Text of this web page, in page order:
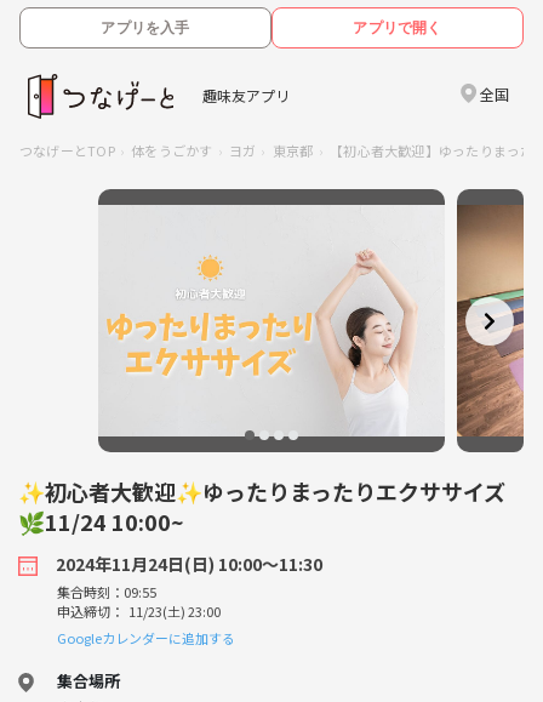
アプリを入手 アプリで開く
趣味友アプリ 全国
つなげーとTOP 体をうごかす ヨガ 東京都 【初心者大歓迎】ゆったりまっ
✨初心者大歓迎✨ゆったりまったりエクササイズ
🌿11/24 10:00~
2024年11月24日(日) 10:00〜11:30
集合時刻：09:55
申込締切： 11/23(土) 23:00
Googleカレンダーに追加する
集合場所